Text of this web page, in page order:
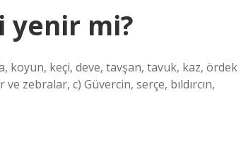
yenir mi?
koyun, keçi, deve, tavşan, tavuk, kaz, ördek
zebralar, c) Güvercin, serçe, bıldırcın,